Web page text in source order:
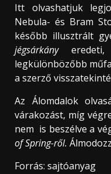
Itt olvashatjuk
Nebula- és Bram
később illusztrált
jégsárkányeredeti,
legkülönbözőbb
a szerző
Az Álomdalok
várakozást, míg
nem is beszélve a
of Spring-ről.
Forrás: sajtóanyag